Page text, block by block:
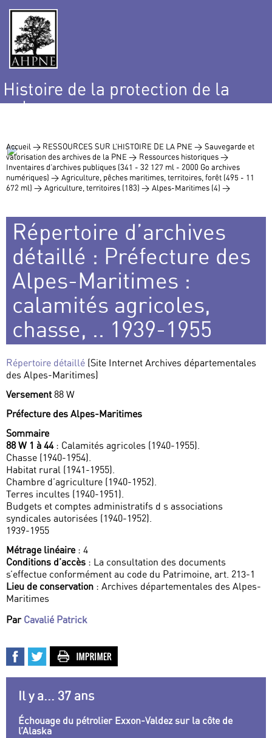
Histoire de la protection de la
nature
Accueil > RESSOURCES SUR L’HISTOIRE DE LA PNE > Sauvegarde et
valorisation des archives de la PNE > Ressources historiques >
Inventaires d’archives publiques (341 - 32 127 ml - 2000 Go archives
numériques) > Agriculture, pêches maritimes, territoires, forêt (495 - 11
672 ml) > Agriculture, territoires (183) > Alpes-Maritimes (4) >
Répertoire d’archives
détaillé : Préfecture des
Alpes-Maritimes :
calamités agricoles,
chasse, .. 1939-1955
Répertoire détaillé (Site Internet Archives départementales
des Alpes-Maritimes)
Versement88 W
Préfecture des Alpes-Maritimes
Sommaire
88 W 1 à 44: Calamités agricoles (1940-1955).
Chasse (1940-1954).
Habitat rural (1941-1955).
Chambre d’agriculture (1940-1952).
Terres incultes (1940-1951).
Budgets et comptes administratifs d s associations
syndicales autorisées (1940-1952).
1939-1955
Métrage linéaire: 4
Conditions d’accès : La consultation des documents
s’effectue conformément au code du Patrimoine, art. 213-1
Lieu de conservation : Archives départementales des Alpes-
Maritimes
Par Cavalié Patrick
Il y a... 37 ans
Échouage du pétrolier Exxon-Valdez sur la côte de
l’Alaska